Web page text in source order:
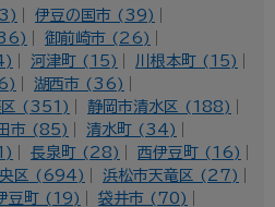
伊豆の国市 (39)
御前崎市 (26)
河津町 (15)
川根本町 (15)
湖西市 (36)
区 (351)
静岡市清水区 (188)
市 (85)
清水町 (34)
長泉町 (28)
西伊豆町 (16)
央区 (694)
浜松市天竜区 (27)
豆町 (19)
袋井市 (70)